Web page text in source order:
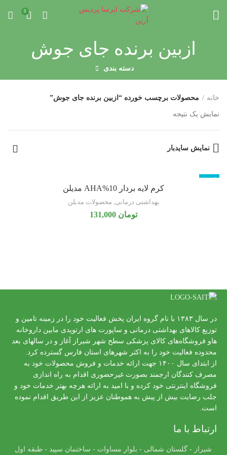
0
ازبین برنده جای جوش
دسته بندی
خانه محصولات برچسب خورده “ازبین برنده جای جوش”
نمایش یک نتیجه
نمایش سایدبار
ناموجود
کرم لایه بردار 10%AHA مدیلن
بهداشتی درمانی, محصولات مدیلن
تومان
در سال ۱۳۸۳ با نام گروه ایران پخش فعالیت خود را در زمینه تامین و
توزیع کالاهای بهداشتی درمانی و ساپورت های ارتوپدی مابین داروخانه
هاو فروشگاه‌های کالای پزشکی سطح شهر شیراز آغاز و در سالهای بعد
محدوده فعالیت خود را به اکثر شهرهای استان فارس گسترده کرد.
از ابتدای سال ۱۴۰۰ جهت ارائه خدمات و فروش محصولات خود به
مصرف کنندگان ارجمند بصورت غیرحضوری اقدام به راه اندازی
فروشگاه اینترنتی خود کرده و با امید به ارائه هرچه بهتر خدمات خود و
جلب رضایت بیش از پیش به هموطنان عزیز از این طریق اقدام نموده
است.
ارتباط با ما
شیراز - گلستان شمالی - بلوار مساوات - ساختمان سپید - طبقه اول